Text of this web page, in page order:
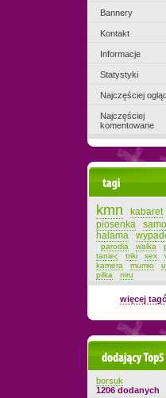
Bannery
Kontakt
Informacje
Statystyki
Najczęściej
Najczęściej
komentowane
kmn
kabaret
piosenka
halama
parodia walka
taniec
triki sex
kamera
mumio
pilka
mru
więcej
Dodający
borsuk
1206 dodanych